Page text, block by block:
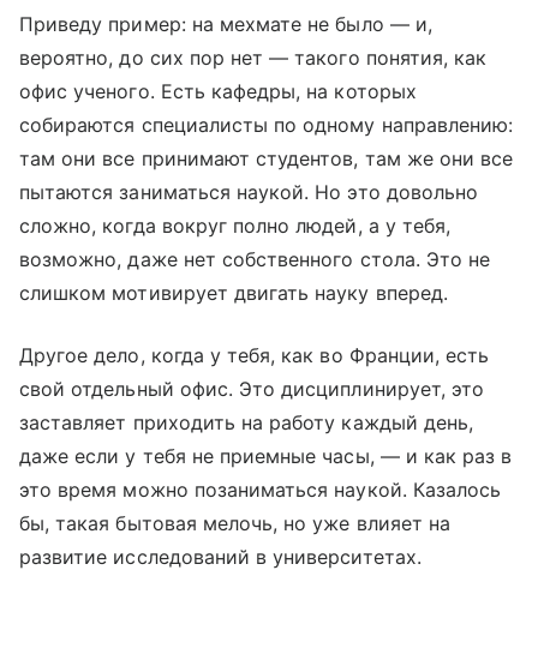
Приведу пример: на мехмате не было — и,
вероятно, до сих пор нет — такого понятия, как
офис ученого. Есть кафедры, на которых
собираются специалисты по одному направлению:
там они все принимают студентов, там же они все
пытаются заниматься наукой. Но это довольно
сложно, когда вокруг полно людей, а у тебя,
возможно, даже нет собственного стола. Это не
слишком мотивирует двигать науку вперед.
Другое дело, когда у тебя, как во Франции, есть
свой отдельный офис. Это дисциплинирует, это
заставляет приходить на работу каждый день,
даже если у тебя не приемные часы, — и как раз в
это время можно позаниматься наукой. Казалось
бы, такая бытовая мелочь, но уже влияет на
развитие исследований в университетах.